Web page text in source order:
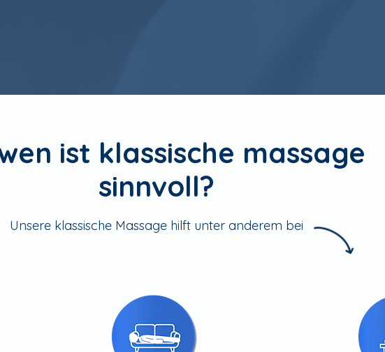
ist klassische massage
sinnvoll?
Unsere klassische Massage hilft unter anderem bei